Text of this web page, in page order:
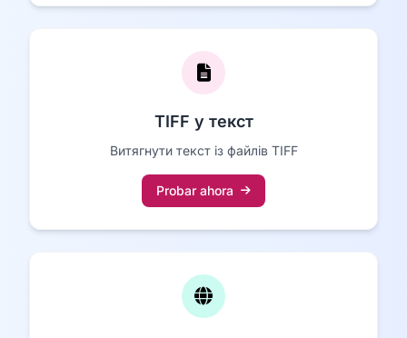
TIFF у текст
Витягнути текст із файлів TIFF
Probar ahora